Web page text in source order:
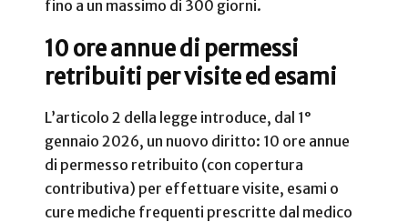
fino a un massimo di 300 giorni.
10 ore annue di permessi
retribuiti per visite ed esami
L’articolo 2 della legge introduce, dal 1°
gennaio 2026, un nuovo diritto: 10 ore annue
di permesso retribuito (con copertura
contributiva) per effettuare visite, esami o
cure mediche frequenti prescritte dal medico